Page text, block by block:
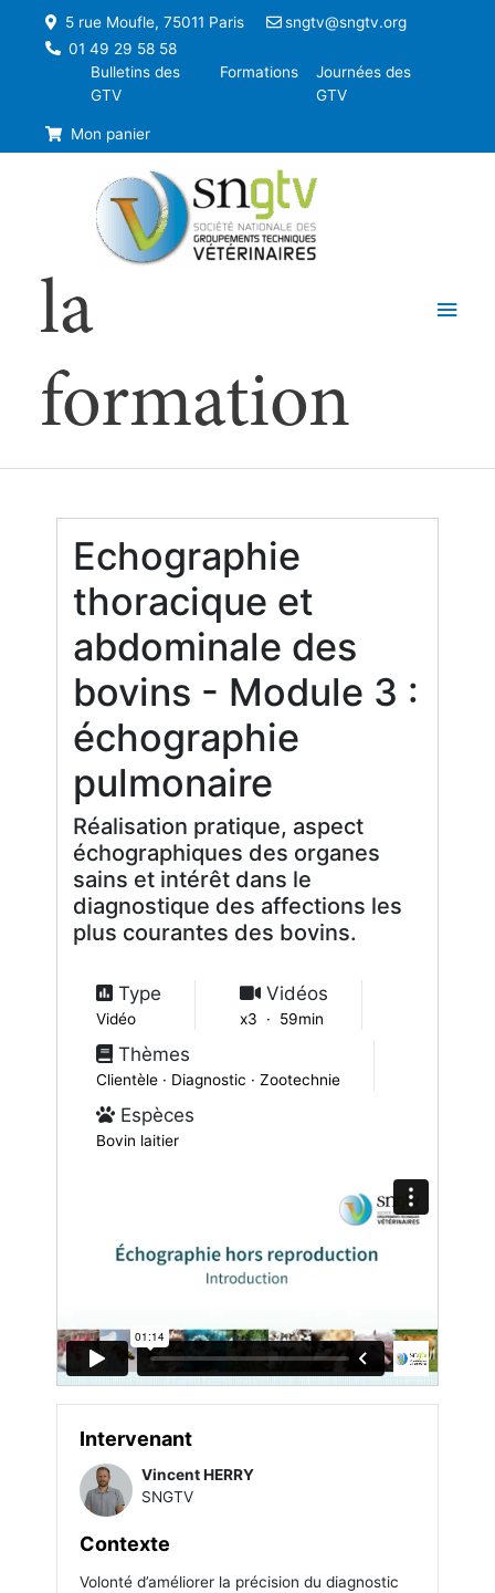
5 rue Moufle, 75011 Paris
sngtv@sngtv.org
01 49 29 58 58
Bulletins des
GTV
Formations
Journées des
GTV
Mon panier
la
formation
Echographie
thoracique et
abdominale des
bovins - Module 3 :
échographie
pulmonaire
Réalisation pratique, aspect
échographiques des organes
sains et intérêt dans le
diagnostique des affections les
plus courantes des bovins.
Type
Vidéo
Vidéos
x3 · 59min
Thèmes
Clientèle · Diagnostic · Zootechnie
Espèces
Bovin laitier
Intervenant
Vincent HERRY
SNGTV
Contexte
Volonté d’améliorer la précision du diagnostic